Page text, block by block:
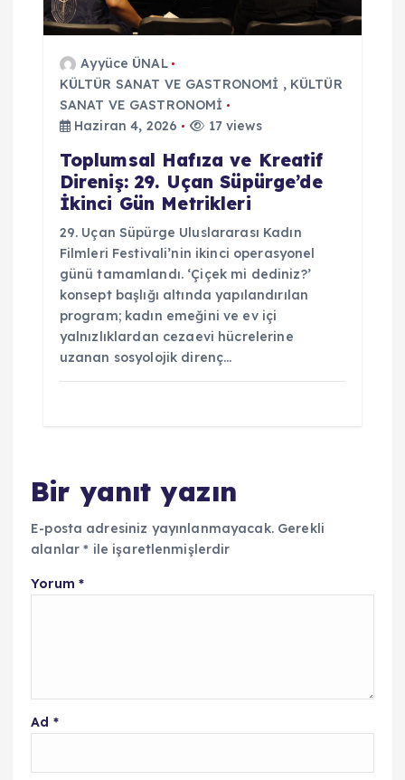
Ayyüce ÜNAL
KÜLTÜR SANAT VE GASTRONOMİ , KÜLTÜR
SANAT VE GASTRONOMİ
Haziran 4, 2026
17 views
Toplumsal Hafıza ve Kreatif
Direniş: 29. Uçan Süpürge’de
İkinci Gün Metrikleri
29. Uçan Süpürge Uluslararası Kadın
Filmleri Festivali’nin ikinci operasyonel
günü tamamlandı. ‘Çiçek mi dediniz?’
konsept başlığı altında yapılandırılan
program; kadın emeğini ve ev içi
yalnızlıklardan cezaevi hücrelerine
uzanan sosyolojik direnç…
Bir yanıt yazın
E-posta adresiniz yayınlanmayacak. Gerekli
alanlar* ile işaretlenmişlerdir
Yorum *
Ad *